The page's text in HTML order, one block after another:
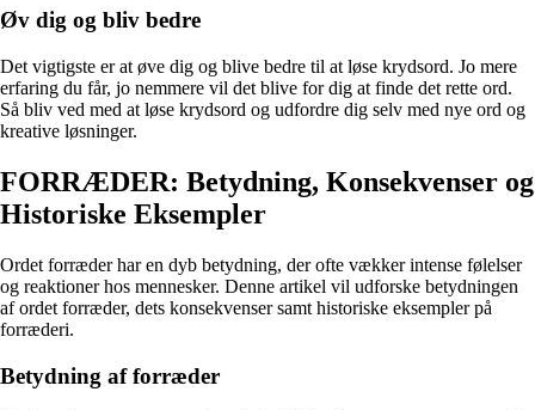
Øv dig og bliv bedre
Det vigtigste er at øve dig og blive bedre til at løse krydsord. Jo mere
erfaring du får, jo nemmere vil det blive for dig at finde det rette ord.
Så bliv ved med at løse krydsord og udfordre dig selv med nye ord og
kreative løsninger.
FORRÆDER: Betydning, Konsekvenser og
Historiske Eksempler
Ordet forræder har en dyb betydning, der ofte vækker intense følelser
og reaktioner hos mennesker. Denne artikel vil udforske betydningen
af ordet forræder, dets konsekvenser samt historiske eksempler på
forræderi.
Betydning af forræder